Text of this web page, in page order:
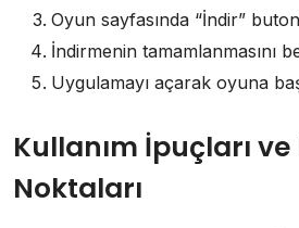
Oyun sayfasında “İndir”
İndirmenin tamamlanmasını
Uygulamayı açarak oyuna
Kullanım İpuçları ve
Noktaları